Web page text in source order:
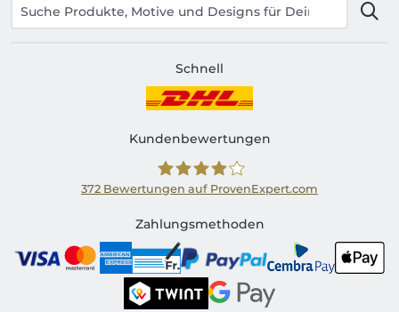
Schnell
Kundenbewertungen
Shirtinator CH
372 Bewertungen auf ProvenExpert.com
Zahlungsmethoden